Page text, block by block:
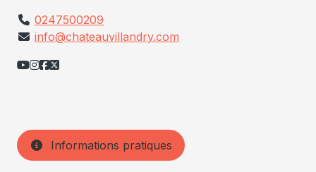
0247500209
info@chateauvillandry.com
Informations pratiques